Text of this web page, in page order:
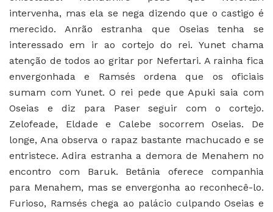
intervenha, mas ela se nega dizendo que o castigo é
merecido. Anrão estranha que Oseias tenha se
interessado em ir ao cortejo do rei. Yunet chama
atenção de todos ao gritar por Nefertari. A rainha fica
envergonhada e Ramsés ordena que os oficiais
sumam com Yunet. O rei pede que Apuki saia com
Oseias e diz para Paser seguir com o cortejo.
Zelofeade, Eldade e Calebe socorrem Oseias. De
longe, Ana observa o rapaz bastante machucado e se
entristece. Adira estranha a demora de Menahem no
encontro com Baruk. Betânia oferece companhia
para Menahem, mas se envergonha ao reconhecê-lo.
Furioso, Ramsés chega ao palácio culpando Oseias e